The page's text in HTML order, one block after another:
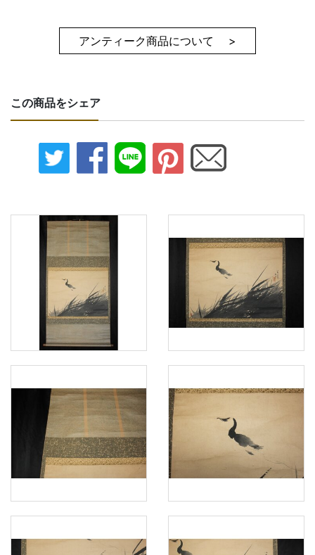
アンティーク商品について >
この商品をシェア